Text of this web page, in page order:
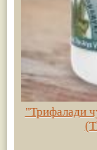
"Трифалади